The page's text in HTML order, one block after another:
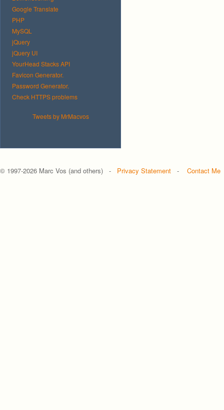
Google Translate
PHP
MySQL
jQuery
jQuery UI
YourHead Stacks API
Favicon Generator.
Password Generator.
Check HTTPS problems
Tweets by MrMacvos
© 1997-2026 Marc Vos (and others) - Privacy Statement - Contact Me